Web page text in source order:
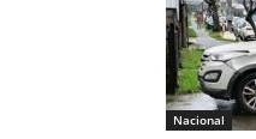
Nacional